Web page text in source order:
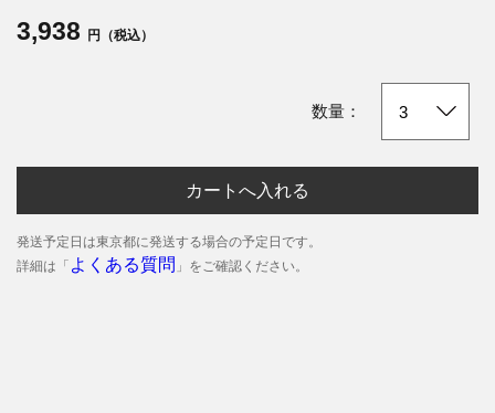
3,938 円（税込）
数量：
カートへ入れる
発送予定日は東京都に発送する場合の予定日です。
詳細は「 よくある質問 」をご確認ください。